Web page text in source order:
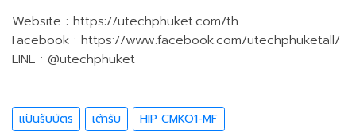
Website : https://utechphuket.com/th
Facebook : https://www.facebook.com/utechphuketall/
LINE : @utechphuket
แปันรับบัตร เต้ารับ HIP CMKO1-MF